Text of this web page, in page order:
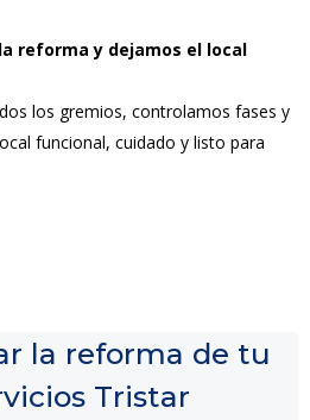
reforma y dejamos el local
los gremios, controlamos fases y
funcional, cuidado y listo para
la reforma de tu
Tristar